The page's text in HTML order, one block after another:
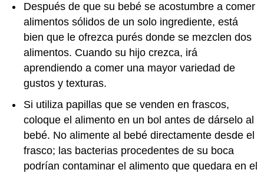
Después de que su bebé se acostumbre a comer
alimentos sólidos de un solo ingrediente, está
bien que le ofrezca purés donde se mezclen dos
alimentos. Cuando su hijo crezca, irá
aprendiendo a comer una mayor variedad de
gustos y texturas.
Si utiliza papillas que se venden en frascos,
coloque el alimento en un bol antes de dárselo al
bebé. No alimente al bebé directamente desde el
frasco; las bacterias procedentes de su boca
podrían contaminar el alimento que quedara en el